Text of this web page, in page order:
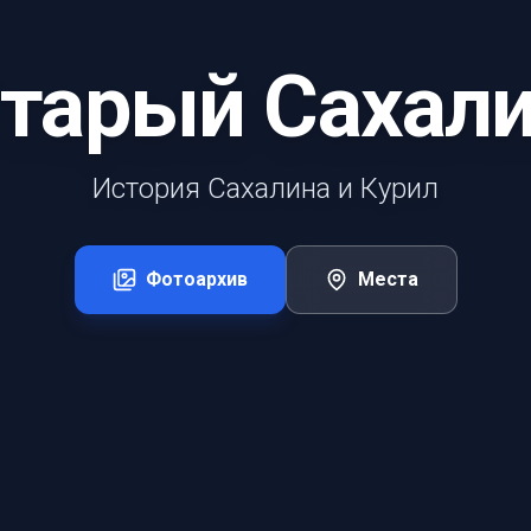
История Сахалина и Курил
Фотоархив Места